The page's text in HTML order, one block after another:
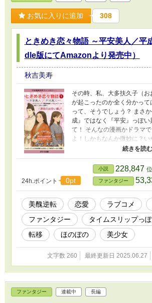
お気に入りに追加 308
ときめき恋々物語 ～平安美人／平
dle版にてAmazonより発売中）
秋吉美寿
その時、私、大多扶久子（
が起こったのか全く分かっ
って、そうでしょう？ まさ
成』ではなく『平安』っぽい
て！ そんなの漫画かドラマ
よ！しかもなんか微妙に？
と違うっぽいし？ *** 修学旅
『泡沫夢幻堂』という古い写
その時、起きた大きな地震！
離れ離れになりお互いを探し
が付くと私のまわりには沢
や女房たちが！え？こんなに
ていたっけと首を傾げる。 ど
い。 なんと！その世界は平
っぽい異世界だったのである
スリップと思いきや？パラレ
て何とぽっちゃり残念女子の
女』でアイドル顔負けの真
て一体なんの冗談なのか？
る下膨れのなまっちろい貴
いません！えっ？あれが美男
れ！ えっ？あの美しくて男ら
24h.ポイント 0pt
小説 228,847
ファンタジー
美醜逆転 恋愛 ラブコメ
ファンタジー
タイムスリップっ
転移
ほのぼの 美少女
文字数 260 最終更新日 2025.06.27
ファンタジー 連載中 長編